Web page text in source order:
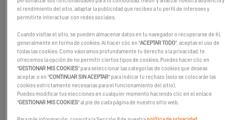
El Salón Náutico de Balaton es el lugar perfecto para descubrir
el Excess 15, que es el mayor de los catamaranes Excess y ofrece
una experiencia de navegación sin igual. Con su elegante diseño
el rendimiento del sitio, adaptar la publicidad que recibes a tu perfil de intereses y
permitirte interactuar con redes sociales.
Cuando visitas el sitio, se pueden almacenar datos en tu navegador o recuperarse de él,
generalmente en forma de cookies. Al hacer clic en "ACEPTAR TODO", aceptas el uso de
todas las cookies. Como valoramos profundamente tu derecho a la privacidad, te
ofrecemos la opción de no permitir ciertos tipos de cookies. Puedes hacer clic en
"GESTIONAR MIS COOKIES" para seleccionar las categorías de cookies que deseas
aceptar, o en "CONTINUAR SIN ACEPTAR" para indicar tu rechazo (solo se colocarán las
cookies estrictamente necesarias para el funcionamiento del sitio).
Puedes modificar tus elecciones en cualquier momento haciendo clic en el enlace
"GESTIONAR MIS COOKIES" al pie de cada página de nuestro sitio web.